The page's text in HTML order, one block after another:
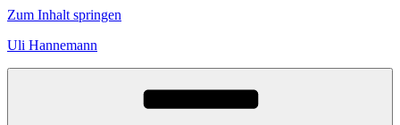
Zum Inhalt springen
Uli Hannemann